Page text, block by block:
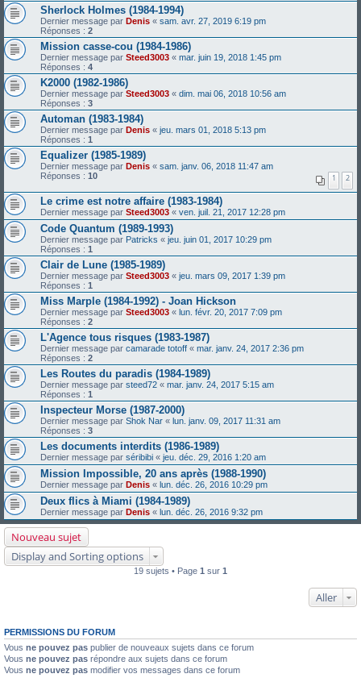
Sherlock Holmes (1984-1994)
Dernier message par Denis « sam. avr. 27, 2019 6:19 pm
Réponses : 2
Mission casse-cou (1984-1986)
Dernier message par Steed3003 « mar. juin 19, 2018 1:45 pm
Réponses : 4
K2000 (1982-1986)
Dernier message par Steed3003 « dim. mai 06, 2018 10:56 am
Réponses : 3
Automan (1983-1984)
Dernier message par Denis « jeu. mars 01, 2018 5:13 pm
Réponses : 1
Equalizer (1985-1989)
Dernier message par Denis « sam. janv. 06, 2018 11:47 am
Réponses : 10 1 2
Le crime est notre affaire (1983-1984)
Dernier message par Steed3003 « ven. juil. 21, 2017 12:28 pm
Code Quantum (1989-1993)
Dernier message par Patricks « jeu. juin 01, 2017 10:29 pm
Réponses : 1
Clair de Lune (1985-1989)
Dernier message par Steed3003 « jeu. mars 09, 2017 1:39 pm
Réponses : 1
Miss Marple (1984-1992) - Joan Hickson
Dernier message par Steed3003 « lun. févr. 20, 2017 7:09 pm
Réponses : 2
L'Agence tous risques (1983-1987)
Dernier message par camarade totoff « mar. janv. 24, 2017 2:36 pm
Réponses : 2
Les Routes du paradis (1984-1989)
Dernier message par steed72 « mar. janv. 24, 2017 5:15 am
Réponses : 1
Inspecteur Morse (1987-2000)
Dernier message par Shok Nar « lun. janv. 09, 2017 11:31 am
Réponses : 3
Les documents interdits (1986-1989)
Dernier message par séribibi « jeu. déc. 29, 2016 1:20 am
Mission Impossible, 20 ans après (1988-1990)
Dernier message par Denis « lun. déc. 26, 2016 10:29 pm
Deux flics à Miami (1984-1989)
Dernier message par Denis « lun. déc. 26, 2016 9:32 pm
Nouveau sujet
Display and Sorting options
19 sujets • Page 1 sur 1
Aller
PERMISSIONS DU FORUM
Vous ne pouvez pas publier de nouveaux sujets dans ce forum
Vous ne pouvez pas répondre aux sujets dans ce forum
Vous ne pouvez pas modifier vos messages dans ce forum